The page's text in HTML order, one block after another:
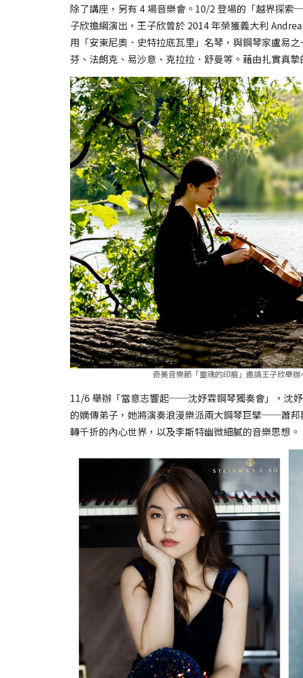
除了講座，另有 4 場音樂會。10/2 登場的「越界探
子欣擔綱演出，王子欣曾於 2014 年榮獲義大利
用「安東尼奧．史特拉底瓦里」名琴，與鋼琴家盧易
芬、法朗克、易沙意、克拉拉．舒曼等。藉由扎實真
奇美音樂節「靈魂的印痕」邀請王子欣舉
11/6 舉辦「當意志響起──沈妤霖鋼琴獨奏會」，沈
的嫡傳弟子，她將演奏浪漫樂派兩大鋼琴巨擘──蕭
轉千折的內心世界，以及李斯特幽微細膩的音樂思想。